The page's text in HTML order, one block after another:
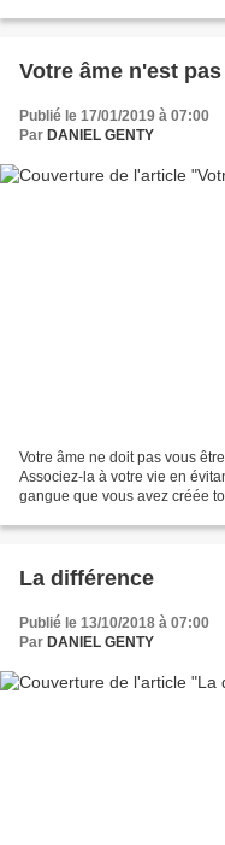
Votre âme n'est
Publié le 17/01/2019 à 07:00
Par DANIEL GENTY
Votre âme ne doit pas vous
Associez-la à votre vie en
gangue que vous avez créée
La différence
Publié le 13/10/2018 à 07:00
Par DANIEL GENTY